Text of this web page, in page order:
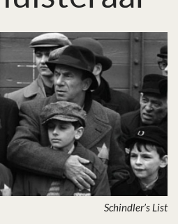
Schindler’s List